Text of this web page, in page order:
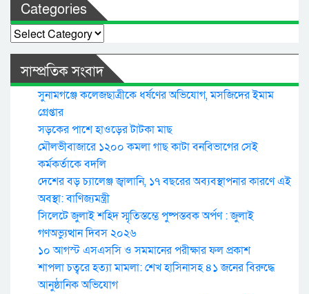
Categories
Categories
সাম্প্রতিক সংবাদ
সুনামগঞ্জে কলেজছাত্রীকে ধর্ষণের অভিযোগ, মসজিদের ইমাম
গ্রেপ্তার
সড়কের পাশে হাওড়ের টাটকা মাছ
মৌলভীবাজারে ১২০০ কমলা গাছ কাটা বনবিভাগের সেই
কর্মকর্তাকে বদলি
দেশের বড় চ্যালেঞ্জ জ্বালানি, ১৭ বছরের অব্যবস্থাপনার কারণে এই
অবস্থা: বাণিজ্যমন্ত্রী
সিলেটে জুলাই শহিদ স্মৃতিস্তম্ভে পুষ্পস্তবক অর্পণ : জুলাই
গণঅভ্যুত্থান দিবস ২০২৬
১০ আগস্ট এসএসসি ও সমমানের পরীক্ষার ফল প্রকাশ
শাপলা চত্বরে হত্যা মামলা: শেখ হাসিনাসহ ৪১ জনের বিরুদ্ধে
আনুষ্ঠানিক অভিযোগ